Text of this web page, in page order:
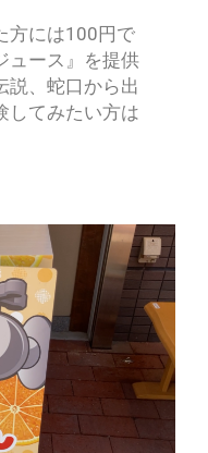
方には100円で
ュース』を提供
説、蛇口から出
してみたい方は